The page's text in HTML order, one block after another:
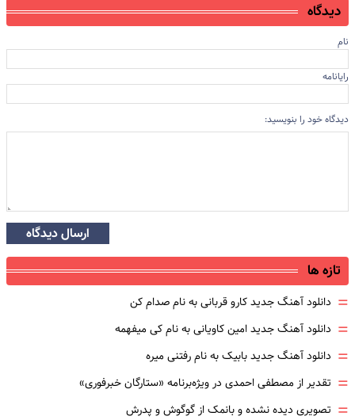
دیدگاه
نام
رایانامه
دیدگاه خود را بنویسید:
ارسال دیدگاه
تازه ها
= دانلود آهنگ جدید کارو قربانی به نام صدام کن
= دانلود آهنگ جدید امین کاویانی به نام کی میفهمه
= دانلود آهنگ جدید بابیک به نام رفتنی میره
= تقدیر از مصطفی احمدی در ویژه‌برنامه «ستارگان خبرفوری»
= تصویری دیده نشده و بانمک از گوگوش و پدرش